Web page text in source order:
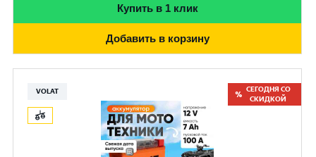
Купить в 1 клик
Добавить в корзину
VOLAT
СЕГОДНЯ СО
СКИДКОЙ